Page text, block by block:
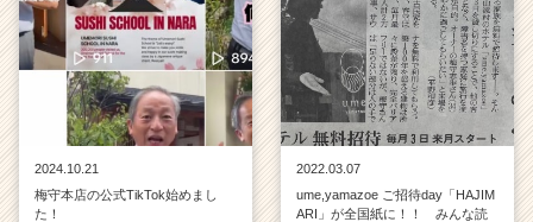
e
r）
2024.10.21
梅守本店の公式TikTok始めまし
た！
2022.03.07
ume,yamazoe ご招待day「HAJIM
ARI」が全国紙に！！ みんな読